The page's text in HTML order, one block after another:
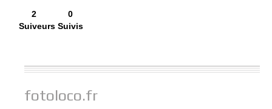
2
Suiveurs
0
Suivis
fotoloco.fr